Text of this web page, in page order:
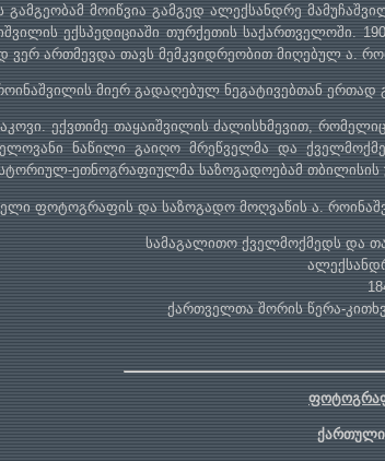
მოიწვია გამგედ ალექსანდრე
ექსპედიციაში თურქეთის
ვერ ართმევდა თავს მემკვიდრეობით მიღებულ ა.
მიერ გადაღებულ ნეგატივებთან
ექვთიმე თაყაიშვილის ძალისხმევით,
ნაწილი გაიღო მრეწველმა და
ეთნოგრაფიულმა საზოგადოებამ
ფოტოგრაფის და საზოგადო მოღვაწის ა.
სამაგალითო ქველმოქმედს და
ქართველთა შორის წერა-
ქართული